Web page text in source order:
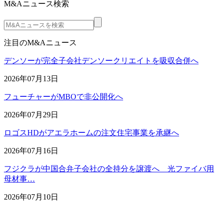
M&Aニュース検索
注目のM&Aニュース
デンソーが完全子会社デンソークリエイトを吸収合併へ
2026年07月13日
フューチャーがMBOで非公開化へ
2026年07月29日
ロゴスHDがアエラホームの注文住宅事業を承継へ
2026年07月16日
フジクラが中国合弁子会社の全持分を譲渡へ 光ファイバ用
母材事…
2026年07月10日